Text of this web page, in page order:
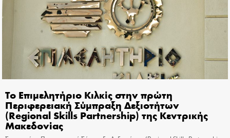
Το Επιμελητήριο Κιλκίς στην πρώτη
Περιφερειακή Σύμπραξη Δεξιοτήτων
(Regional Skills Partnership) της Κεντρικής
Μακεδονίας